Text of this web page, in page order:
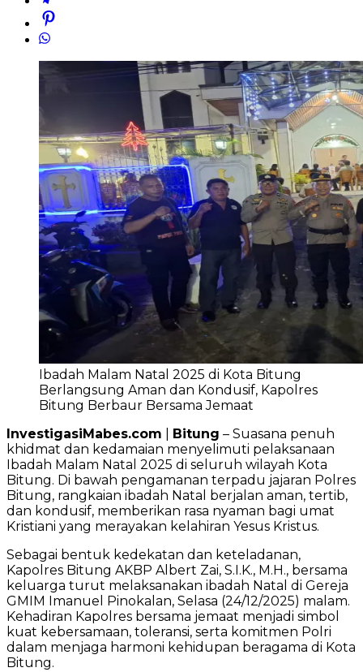
Ibadah Malam Natal 2025 di Kota Bitung
Berlangsung Aman dan Kondusif, Kapolres
Bitung Berbaur Bersama Jemaat
InvestigasiMabes.com
Bitung – Suasana penuh
khidmat dan kedamaian menyelimuti pelaksanaan
Ibadah Malam Natal 2025 di seluruh wilayah Kota
Bitung. Di bawah pengamanan terpadu jajaran Polres
Bitung, rangkaian ibadah Natal berjalan aman, tertib,
dan kondusif, memberikan rasa nyaman bagi umat
Kristiani yang merayakan kelahiran Yesus Kristus.
Sebagai bentuk kedekatan dan keteladanan,
Kapolres Bitung AKBP Albert Zai, S.I.K., M.H., bersama
keluarga turut melaksanakan ibadah Natal di Gereja
GMIM Imanuel Pinokalan, Selasa (24/12/2025) malam.
Kehadiran Kapolres bersama jemaat menjadi simbol
kuat kebersamaan, toleransi, serta komitmen Polri
dalam menjaga harmoni kehidupan beragama di Kota
Bitung.